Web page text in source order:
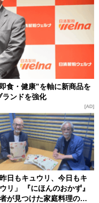
食・健康”を軸に新商品を
ンドを強化
AD
昨日もキュウリ、今日もキ
リ」 『にほんのおかず』
が見つけた家庭料理の知